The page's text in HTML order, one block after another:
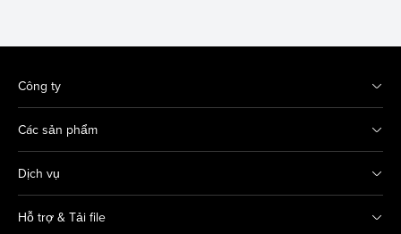
Công ty
Các sản phẩm
Dịch vụ
Hỗ trợ & Tải file